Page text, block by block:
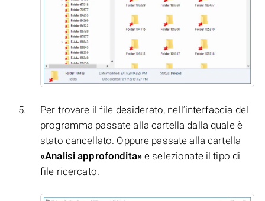
Per trovare il file desiderato, nell’interfaccia del
programma passate alla cartella dalla quale è
stato cancellato. Oppure passate alla cartella
«Analisi approfondita»e selezionate il tipo di
file ricercato.